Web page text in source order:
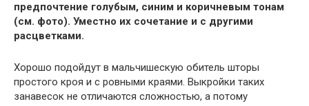
предпочтение голубым, синим и коричневым тонам
(см. фото). Уместно их сочетание и с другими
расцветками.
Хорошо подойдут в мальчишескую обитель шторы
простого кроя и с ровными краями. Выкройки таких
занавесок не отличаются сложностью, а потому